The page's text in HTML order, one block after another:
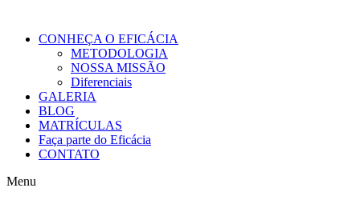
CONHEÇA O EFICÁCIA
METODOLOGIA
NOSSA MISSÃO
Diferenciais
GALERIA
BLOG
MATRÍCULAS
Faça parte do Eficácia
CONTATO
Menu